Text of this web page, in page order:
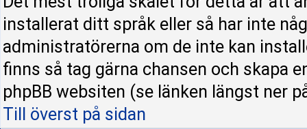
installerat ditt språk eller så har inte
administratörerna om de inte kan
finns så tag gärna chansen och skapa
phpBB websiten (se länken längst ner
Till överst på sidan